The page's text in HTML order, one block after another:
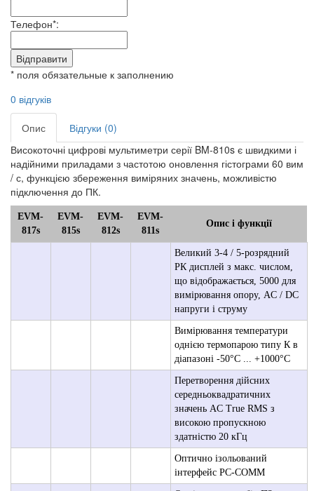
Телефон*:
Відправити
* поля обязательные к заполнению
0 відгуків
Опис
Відгуки (0)
Високоточні цифрові мультиметри серії BM-810s є швидкими і
надійними приладами з частотою оновлення гістограми 60 вим
/ с, функцією збереження виміряних значень, можливістю
підключення до ПК.
EVM-
817s
EVM-
815s
EVM-
812s
EVM-
811s
Опис і функції
Великий 3-4 / 5-розрядний
РК дисплей з макс. числом,
що відображається, 5000 для
вимірювання опору, AC / DC
напруги і струму
Вимірювання температури
однією термопарою типу К в
діапазоні -50°C ... +1000°C
Перетворення дійсних
середньоквадратичних
значень AC True RMS з
високою пропускною
здатністю 20 кГц
Оптично ізольований
інтерфейс PC-COMM